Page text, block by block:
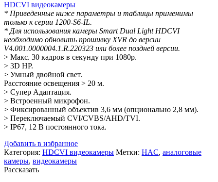
HDCVI видеокамеры
* Приведенные ниже параметры и таблицы применимы
только к серии 1200-S6-IL.
* Для использования камеры Smart Dual Light HDCVI
необходимо обновить прошивку XVR до версии
V4.001.0000004.1.R.220323 или более поздней версии.
> Макс. 30 кадров в секунду при 1080p.
> 3D НР.
> Умный двойной свет.
Расстояние освещения > 20 м.
> Супер Адаптация.
> Встроенный микрофон.
> Фиксированный объектив 3,6 мм (опционально 2,8 мм).
> Переключаемый CVI/CVBS/AHD/TVI.
> IP67, 12 В постоянного тока.
Добавить в избранное
Категория: HDCVI видеокамеры Метки: HAC, аналоговые
камеры, видеокамеры
Рассказать